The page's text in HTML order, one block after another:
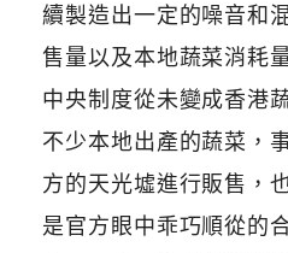
續製造出一定的噪音和
售量以及本地蔬菜消耗
中央制度從未變成香港
不少本地出產的蔬菜，
方的天光墟進行販售，
是官方眼中乖巧順從的